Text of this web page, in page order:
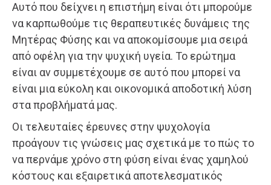
Αυτό που δείχνει η επιστήμη είναι ότι μπορούμε
να καρπωθούμε τις θεραπευτικές δυνάμεις της
Μητέρας Φύσης και να αποκομίσουμε μια σειρά
από οφέλη για την ψυχική υγεία. Το ερώτημα
είναι αν συμμετέχουμε σε αυτό που μπορεί να
είναι μια εύκολη και οικονομικά αποδοτική λύση
στα προβλήματά μας.
Οι τελευταίες έρευνες στην ψυχολογία
προάγουν τις γνώσεις μας σχετικά με το πώς το
να περνάμε χρόνο στη φύση είναι ένας χαμηλού
κόστους και εξαιρετικά αποτελεσματικός